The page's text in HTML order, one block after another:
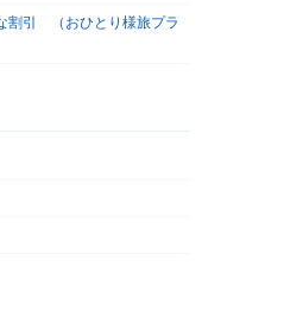
割引 （おひとり様旅プラ